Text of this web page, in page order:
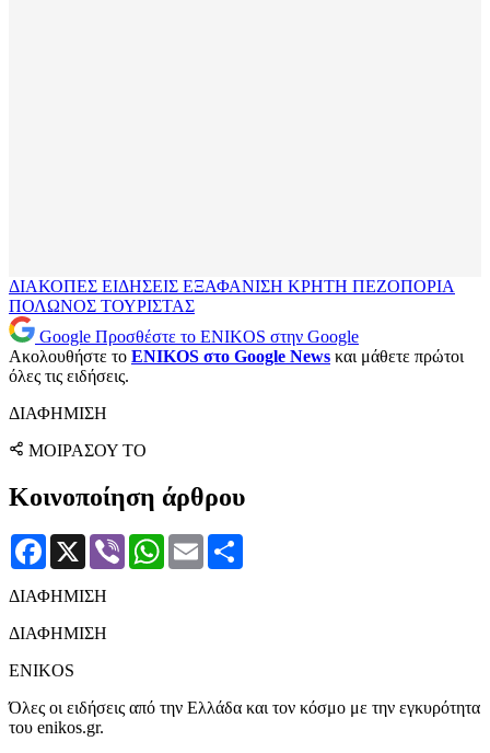
ΔΙΑΚΟΠΕΣ ΕΙΔΗΣΕΙΣ ΕΞΑΦΑΝΙΣΗ ΚΡΗΤΗ ΠΕΖΟΠΟΡΙΑ
ΠΟΛΩΝΟΣ ΤΟΥΡΙΣΤΑΣ
Google Προσθέστε το ENIKOS στην Google
Ακολουθήστε το ENIKOS στο Google News και μάθετε πρώτοι
όλες τις ειδήσεις.
ΔΙΑΦΗΜΙΣΗ
ΜΟΙΡΑΣΟΥ ΤΟ
Κοινοποίηση άρθρου
Facebook
X Viber WhatsApp
Email
ΔΙΑΦΗΜΙΣΗ
ΔΙΑΦΗΜΙΣΗ
ENIKOS
Όλες οι ειδήσεις από την Ελλάδα και τον κόσμο με την εγκυρότητα
του enikos.gr.